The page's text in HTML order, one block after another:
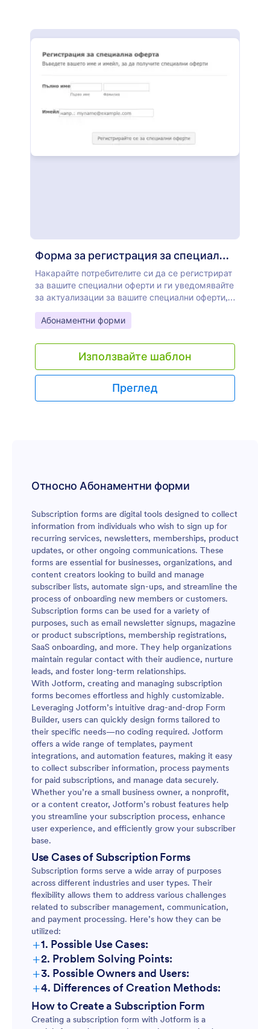
Форма за регистрация за специални оферти
Накарайте потребителите си да се регистрират
за вашите специални оферти и ги уведомявайте
за актуализации за вашите специални оферти,
чрез една от нашите интеграции за бюлетини.
Go to Category:
Абонаментни форми
Използвайте шаблон
Преглед
Относно Абонаментни форми
Subscription forms are digital tools designed to collect
information from individuals who wish to sign up for
recurring services, newsletters, memberships, product
updates, or other ongoing communications. These
forms are essential for businesses, organizations, and
content creators looking to build and manage
subscriber lists, automate sign-ups, and streamline the
process of onboarding new members or customers.
Subscription forms can be used for a variety of
purposes, such as email newsletter signups, magazine
or product subscriptions, membership registrations,
SaaS onboarding, and more. They help organizations
maintain regular contact with their audience, nurture
leads, and foster long-term relationships.
With Jotform, creating and managing subscription
forms becomes effortless and highly customizable.
Leveraging Jotform’s intuitive drag-and-drop Form
Builder, users can quickly design forms tailored to
their specific needs—no coding required. Jotform
offers a wide range of templates, payment
integrations, and automation features, making it easy
to collect subscriber information, process payments
for paid subscriptions, and manage data securely.
Whether you’re a small business owner, a nonprofit,
or a content creator, Jotform’s robust features help
you streamline your subscription process, enhance
user experience, and efficiently grow your subscriber
base.
Use Cases of Subscription Forms
Subscription forms serve a wide array of purposes
across different industries and user types. Their
flexibility allows them to address various challenges
related to subscriber management, communication,
and payment processing. Here’s how they can be
utilized:
+1. Possible Use Cases:
+2. Problem Solving Points:
+3. Possible Owners and Users:
+4. Differences of Creation Methods:
How to Create a Subscription Form
Creating a subscription form with Jotform is a